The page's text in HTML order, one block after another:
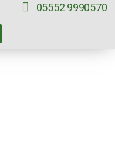
05552 9990570